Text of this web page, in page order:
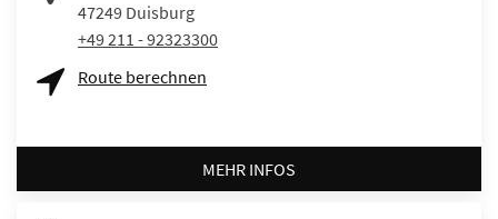
47249 Duisburg
+49 211 - 92323300
Route berechnen
MEHR INFOS